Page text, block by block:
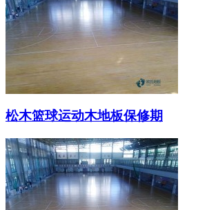
松木篮球运动木地板保修期